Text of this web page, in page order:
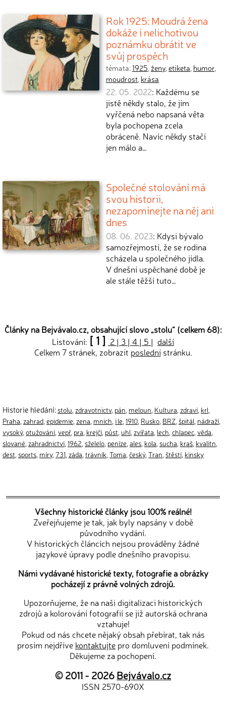
Rok 1925: Moudrá žena
dokáže i nelichotivou
poznámku obrátit ve
svůj prospěch
témata:1925, ženy,etiketa, humor,
moudrost, krása
22. 05. 2022: Každému se
jistě někdy stalo, že jím
vyřčená nebo napsaná věta
byla pochopena zcela
obráceně. Navíc někdy stačí
jen málo a…
Společné stolování má
svou historii,
nezapomínejte na něj ani
dnes
08. 06. 2023: Kdysi bývalo
samozřejmostí, že se rodina
scházela u společného jídla.
V dnešní uspěchané době je
ale stále těžší tuto…
Články na Bejvávalo.cz, obsahující slovo „stolu“ (celkem 68):
Listování: [ 1 ] 2 | 3 | 4 | 5 | další
Celkem 7 stránek, zobrazit poslednístránku.
Historie hledání: stolu zdravotnictv, pán meloun Kultura zdraví krl
Praha zahrad epidemie zena mnich i le 1910 Rusko BRZ špitál nádraží
vysoký, otužování vepř, pra krejčí půst uhl zvířata lech chlapec věda
slované zahradnictví 1962 sželelo peníze ales kola sucha kraš kvalitn
dest sports míry, 731 záda trávník Toma český, Tran štěstí kinsky
Všechny historické články jsou 100% reálné!
Zveřejňujeme je tak, jak byly napsány v době
původního vydání.
V historických článcích nejsou prováděny žádné
jazykové úpravy podle dnešního pravopisu.
Námi vydávané historické texty, fotografie a obrázky
pocházejí z právně volných zdrojů.
Upozorňujeme, že na naši digitalizaci historických
zdrojů a kolorování fotografií se již autorská ochrana
vztahuje!
Pokud od nás chcete nějaký obsah přebírat, tak nás
prosím nejdříve kontaktujte pro domluvení podmínek.
Děkujeme za pochopení.
© 2011 - 2026Bejvávalo.cz
ISSN 2570-690X